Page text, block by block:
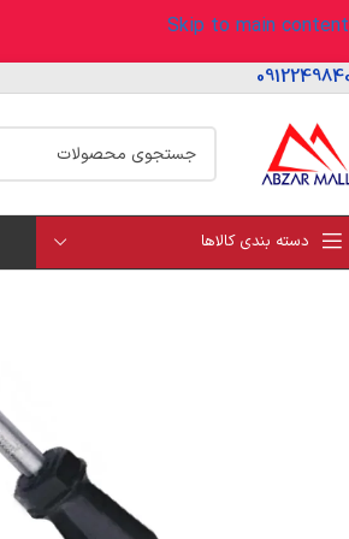
Skip to main content
دسته بندی کالاها